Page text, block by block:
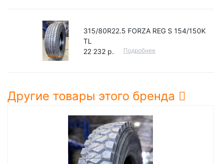
315/80R22.5 FORZA REG S 154/150K
TL
22 232 р.
Подробнее
Другие товары этого бренда